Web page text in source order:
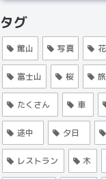
タグ
館山 写真 花
富士山 桜 旅
たくさん 車
途中 夕日
レストラン 木